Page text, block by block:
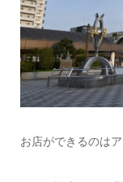
お店ができるのはア